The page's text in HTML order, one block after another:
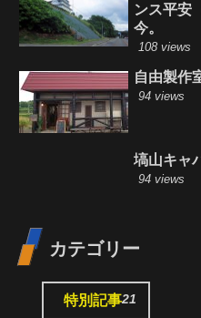
ンス平安
今。
108 views
自由製作
94 views
塙山キャ
94 views
カテゴリー
特別記事21